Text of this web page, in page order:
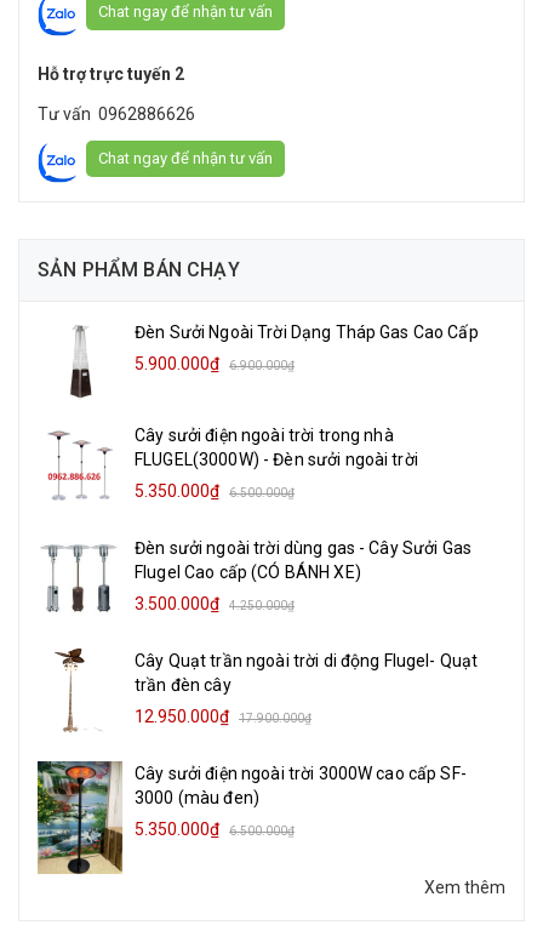
Chat ngay để nhận tư vấn
Hỗ trợ trực tuyến 2
Tư vấn 0962886626
Chat ngay để nhận tư vấn
SẢN PHẨM BÁN CHẠY
Đèn Sưởi Ngoài Trời Dạng Tháp Gas Cao Cấp
5.900.000₫
6.900.000₫
Cây sưởi điện ngoài trời trong nhà
FLUGEL(3000W) - Đèn sưởi ngoài trời
5.350.000₫
6.500.000₫
Đèn sưởi ngoài trời dùng gas - Cây Sưởi Gas
Flugel Cao cấp (CÓ BÁNH XE)
3.500.000₫
4.250.000₫
Cây Quạt trần ngoài trời di động Flugel- Quạt
trần đèn cây
12.950.000₫
17.900.000₫
Cây sưởi điện ngoài trời 3000W cao cấp SF-
3000 (màu đen)
5.350.000₫
6.500.000₫
Xem thêm